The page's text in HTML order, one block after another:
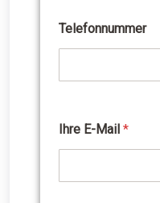
Telefonnummer
Ihre E-Mail *